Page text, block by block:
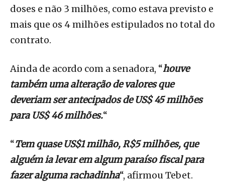
doses e não 3 milhões, como estava previsto e
mais que os 4 milhões estipulados no total do
contrato.
Ainda de acordo com a senadora, “houve
também uma alteração de valores que
deveriam ser antecipados de US$ 45 milhões
para US$ 46 milhões.“
“Tem quase US$1 milhão, R$5 milhões, que
alguém ia levar em algum paraíso fiscal para
fazer alguma rachadinha“, afirmou Tebet.